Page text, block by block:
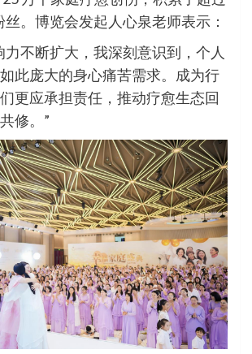
丝。博览会发起人心泉老师表示：
力不断扩大，我深刻意识到，个人
此庞大的身心痛苦需求。成为行
更应承担责任，推动疗愈生态回
修。”